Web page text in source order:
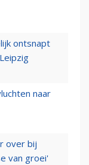
ontsnapt
naar
over bij
van groei'